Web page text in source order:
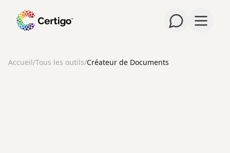
Ouvrir
Accueil/Tous les outils/Créateur de Documents